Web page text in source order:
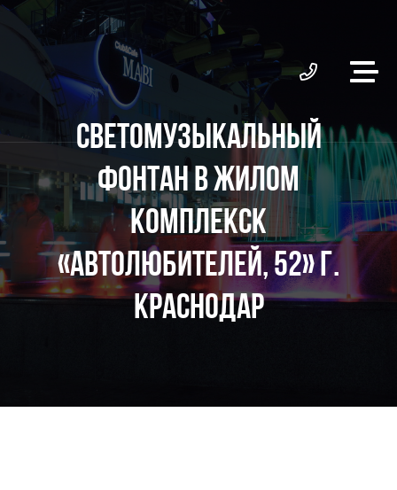
СВЕТОМУЗЫКАЛЬНЫЙ
ФОНТАН В ЖИЛОМ
КОМПЛЕКСК
«АВТОЛЮБИТЕЛЕЙ, 52» Г.
КРАСНОДАР